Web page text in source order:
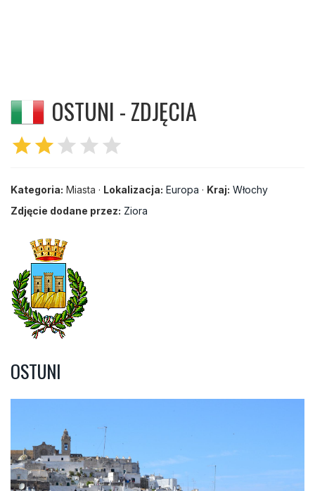
OSTUNI - ZDJĘCIA
starstar star star star
Kategoria: Miasta · Lokalizacja: Europa · Kraj: Włochy
Zdjęcie dodane przez: Ziora
OSTUNI